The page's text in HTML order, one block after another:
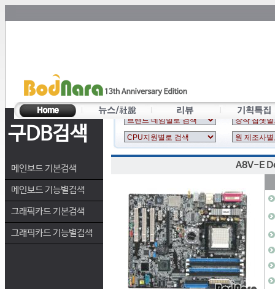
구DB검색
메인보드 기본검색
메인보드 기능별검색
그래픽카드 기본검색
그래픽카드 기능별검색
A8V-E